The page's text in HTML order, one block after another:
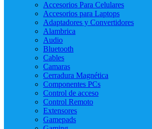
Accesorios Para Celulares
Accesorios para Laptops
Adaptadores y Convertidores
Alambrica
Audio
Bluetooth
Cables
Camaras
Cerradura Magnética
Componentes PCs
Control de acceso
Control Remoto
Extensores
Gamepads